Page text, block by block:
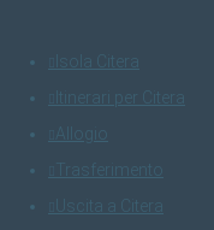
Isola Citera
Itinerari per Citera
Allogio
Trasferimento
Uscita a Citera